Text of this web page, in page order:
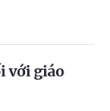
với giáo